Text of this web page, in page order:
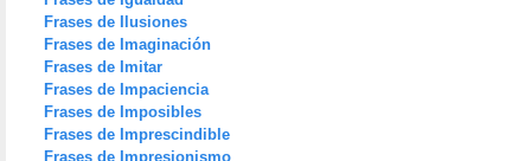
Frases de Ilusiones
Frases de Imaginación
Frases de Imitar
Frases de Impaciencia
Frases de Imposibles
Frases de Imprescindible
Frases de Impresionismo